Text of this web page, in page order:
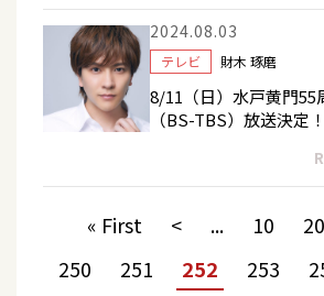
2024.08.03
テレビ 財木 琢磨
8/11（日）水戸黄門55
（BS-TBS）放送決定！
« First < ... 10 20
250
251 252 253